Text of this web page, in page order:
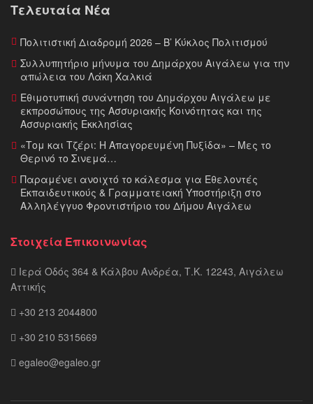
Τελευταία Νέα
Πολιτιστική Διαδρομή 2026 – Β’ Κύκλος Πολιτισμού
Συλλυπητήριο μήνυμα του Δημάρχου Αιγάλεω για την
απώλεια του Λάκη Χαλκιά
Εθιμοτυπική συνάντηση του Δημάρχου Αιγάλεω με
εκπροσώπους της Ασσυριακής Κοινότητας και της
Ασσυριακής Εκκλησίας
«Τομ και Τζέρι: Η Απαγορευμένη Πυξίδα» – Μες το
Θερινό το Σινεμά…
Παραμένει ανοιχτό το κάλεσμα για Εθελοντές
Εκπαιδευτικούς & Γραμματειακή Υποστήριξη στο
Αλληλέγγυο Φροντιστήριο του Δήμου Αιγάλεω
Στοιχεία Επικοινωνίας
Ιερά Οδός 364 & Κάλβου Ανδρέα, Τ.Κ. 12243, Αιγάλεω
Αττικής
+30 213 2044800
+30 210 5315669
egaleo@egaleo.gr